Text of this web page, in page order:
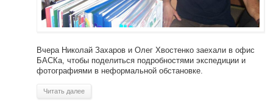
Вчера Николай Захаров и Олег Хвостенко заехали в офис
БАСКа, чтобы поделиться подробностями экспедиции и
фотографиями в неформальной обстановке.
Читать далее